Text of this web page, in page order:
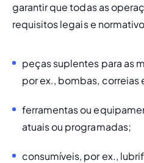
garantir que todas as
requisitos legais e
peças suplentes para as
por ex., bombas, correias
ferramentas ou
atuais ou programadas;
consumíveis, por ex.,